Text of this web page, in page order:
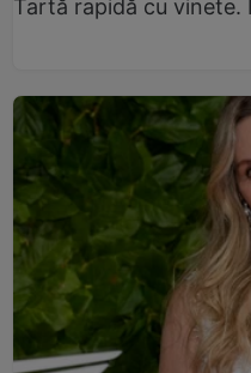
Tartă rapidă cu vinete.